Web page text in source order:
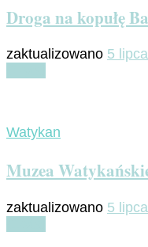
Droga na kopułę
zaktualizowano 5
Watykan
Muzea
zaktualizowano 5